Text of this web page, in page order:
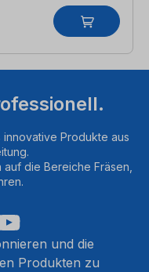
Produkte aus
die Bereiche Fräsen,
und die
Produkten zu